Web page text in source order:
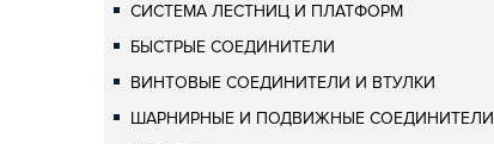
СИСТЕМА ЛЕСТНИЦ И ПЛАТФОРМ
БЫСТРЫЕ СОЕДИНИТЕЛИ
ВИНТОВЫЕ СОЕДИНИТЕЛИ И ВТУЛКИ
ШАРНИРНЫЕ И ПОДВИЖНЫЕ СОЕДИНИТЕЛИ